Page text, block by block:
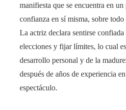
manifiesta que se encuentra en
confianza en sí misma, sobre
La actriz declara sentirse confiada
elecciones y fijar límites, lo cual
desarrollo personal y de la
después de años de experiencia
espectáculo.